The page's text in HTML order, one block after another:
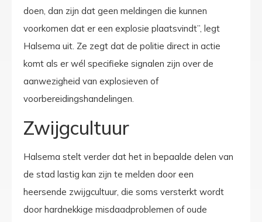
doen, dan zijn dat geen meldingen die kunnen
voorkomen dat er een explosie plaatsvindt”, legt
Halsema uit. Ze zegt dat de politie direct in actie
komt als er wél specifieke signalen zijn over de
aanwezigheid van explosieven of
voorbereidingshandelingen.
Zwijgcultuur
Halsema stelt verder dat het in bepaalde delen van
de stad lastig kan zijn te melden door een
heersende zwijgcultuur, die soms versterkt wordt
door hardnekkige misdaadproblemen of oude